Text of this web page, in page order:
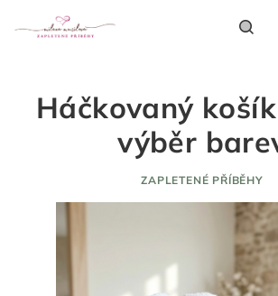
Háčkovaný
výběr
ZAPLETENÉ PŘÍBĚHY